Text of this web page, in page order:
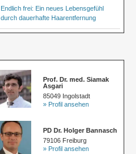
Endlich frei: Ein neues Lebensgefühl
durch dauerhafte Haarentfernung
Prof. Dr. med. Siamak
Asgari
85049 Ingolstadt
» Profil ansehen
PD Dr. Holger Bannasch
79106 Freiburg
» Profil ansehen